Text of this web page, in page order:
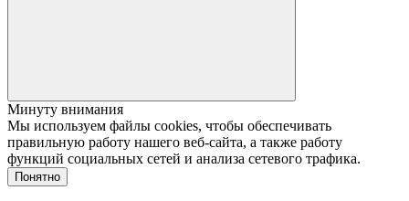
Минуту внимания
Мы используем файлы cookies, чтобы обеспечивать
правильную работу нашего веб-сайта, а также работу
функций социальных сетей и анализа сетевого трафика.
Понятно